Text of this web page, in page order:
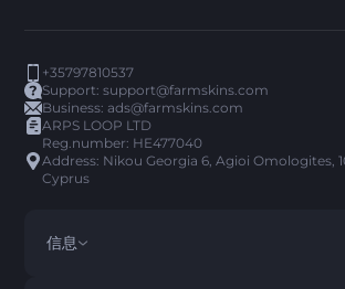
+35797810537
Support:support@farmskins.com
Business:ads@farmskins.com
ARPS LOOP LTD
Reg.number: HE477040
Address: Nikou Georgia 6, Agioi Omologites,
Cyprus
信息